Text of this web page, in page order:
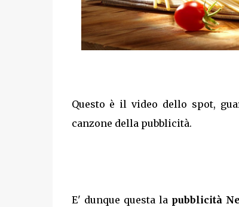
Questo è il video dello spot,
canzone della pubblicità.
E' dunque questa la pubblicità